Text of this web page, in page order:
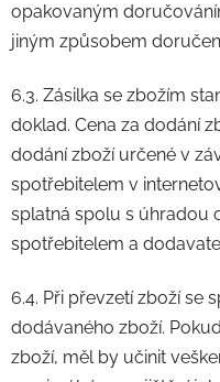
opakovaným
jiným způsobem
6.3. Zásilka se zbožím
doklad. Cena za dodání
dodání zboží určené v
spotřebitelem v
splatná spolu s úhradou
spotřebitelem a
6.4. Při převzetí zboží se
dodávaného zboží.
zboží, měl by učinit